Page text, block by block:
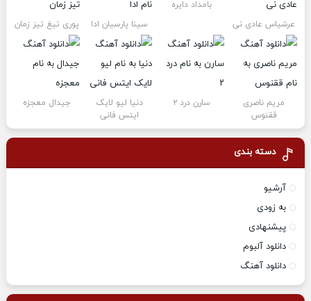
عرشیاس عادی نی
بامداد دایره
سینا پارسیان ادا
پوری تیغ تیز زمان
مریم ناصری
ققنوس
سارن درد ۲
دنیا لیو لایک
ایتس فانی
جیدال معجزه
دسته بندی
آرشیو
به زودی
پیشنهادی
دانلود آلبوم
دانلود آهنگ